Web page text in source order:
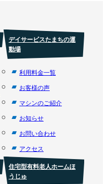
デイサービスたまちの運
動場
利用料金一覧
お客様の声
マシンのご紹介
お知らせ
お問い合わせ
アクセス
住宅型有料老人ホームほ
うじゅ